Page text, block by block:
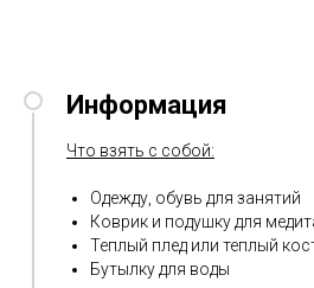
Информация
Что взять с собой:
Одежду, обувь для занятий
Коврик и подушку для
Теплый плед или теплый
Бутылку для воды